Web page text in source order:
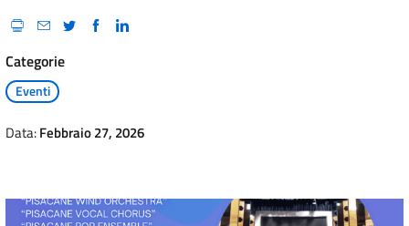
Categorie
Eventi
Data:Febbraio 27, 2026